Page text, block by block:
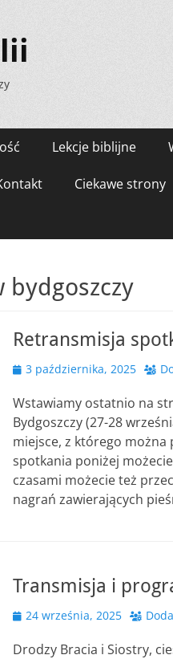
Lekcje biblijne
Ciekawe strony
bydgoszczy
Retransmisja
Opublikowano
3 października, 2025
Wstawiamy ostatnio na
Bydgoszczy (27-28
miejsce, z którego można
spotkania poniżej możecie
czasami możecie też
nagrań zawierających
Transmisja i
Opublikowano
24 września, 2025
Drodzy Bracia i Siostry,